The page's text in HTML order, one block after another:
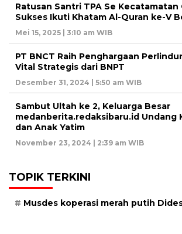
Ratusan Santri TPA Se
Sukses Ikuti Khatam Al-Quran ke-V
Mei 15, 2025 | 3:10 am WIB
PT BNCT Raih Penghargaan
Vital Strategis dari BNPT
Desember 31, 2024 | 5:50 am WIB
Sambut Ultah ke 2, Keluarga Besar
medanberita.redaksibaru.id Undang
dan Anak Yatim
November 23, 2024 | 2:39 am WIB
TOPIK TERKINI
Musdes koperasi merah putih